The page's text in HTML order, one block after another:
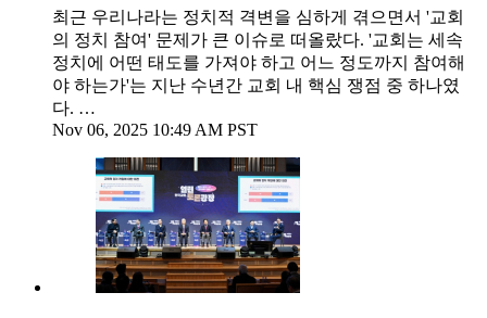
최근 우리나라는 정치적 격변을 심하게 겪으면서 '교회
의 정치 참여' 문제가 큰 이슈로 떠올랐다. '교회는 세속
정치에 어떤 태도를 가져야 하고 어느 정도까지 참여해
야 하는가'는 지난 수년간 교회 내 핵심 쟁점 중 하나였
다. …
Nov 06, 2025 10:49 AM PST